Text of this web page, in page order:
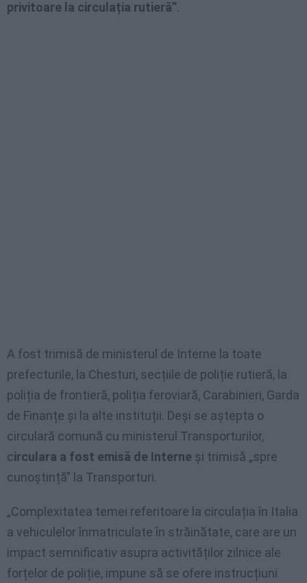
privitoare la circulația rutieră”.
A fost trimisă de ministerul de Interne la toate
prefecturile, la Chesturi, secțiile de poliție rutieră, la
poliția de frontieră, poliția feroviară, Carabinieri, Garda
de Finanțe și la alte instituții. Deși se aștepta o
circulară comună cu ministerul Transporturilor,
circulara a fost emisă de Interne și trimisă „spre
cunoștință” la Transporturi.
„Complexitatea temei referitoare la circulația în Italia
a vehiculelor înmatriculate în străinătate, care are un
impact semnificativ asupra activităților zilnice ale
forțelor de poliție, impune să se ofere instrucțiuni